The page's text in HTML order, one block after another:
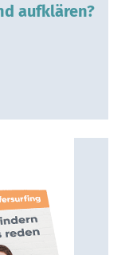
aufklären?